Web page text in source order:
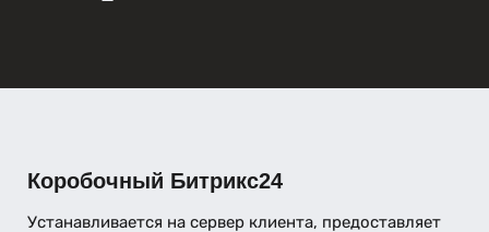
Коробочный Битрикс24
Устанавливается на сервер клиента, предоставляет